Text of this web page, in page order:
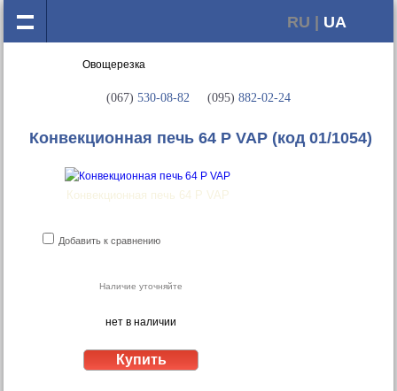
RU | UA
(067) 530-08-82 (095) 882-02-24
Конвекционная печь 64 P VAP (код 01/1054)
Конвекционная печь 64 P VAP
Добавить к сравнению
Наличие уточняйте
нет в наличии